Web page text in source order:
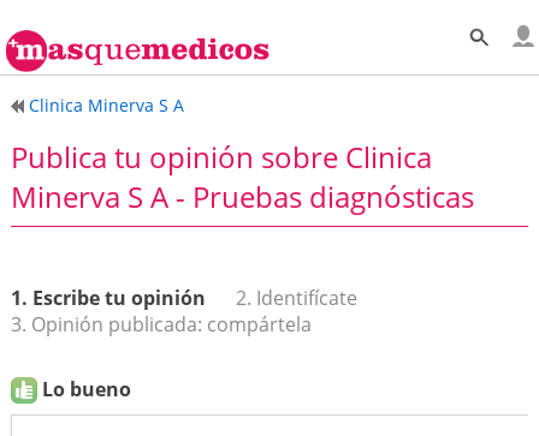
Clinica Minerva S A
Publica tu opinión sobre Clinica
Minerva S A - Pruebas diagnósticas
1. Escribe tu opinión
2. Identifícate
3. Opinión publicada: compártela
Lo bueno